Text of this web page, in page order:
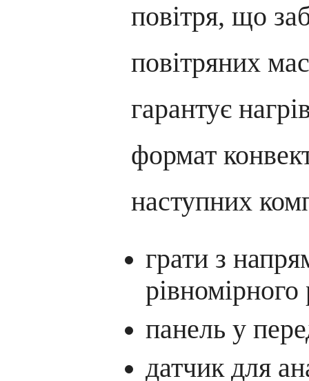
повітря, що
повітряних
гарантує
формат
наступних
грати з
рівномірного
панель у
датчик для